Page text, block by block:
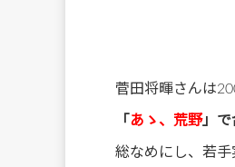
菅田将暉さんは
「 あゝ、荒野」で
総なめにし、若手